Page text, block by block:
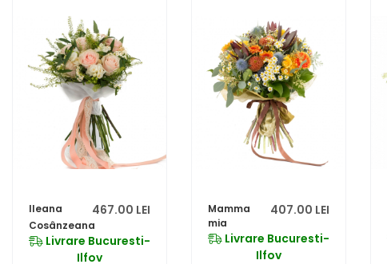
467.00 LEI
Ileana
Cosânzeana
Livrare Bucuresti-
Ilfov
407.00 LEI
Mamma
mia
Livrare Bucuresti-
Ilfov